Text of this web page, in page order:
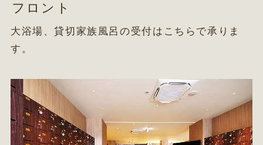
フロント
大浴場、貸切家族風呂の受付はこちらで承りま
す。